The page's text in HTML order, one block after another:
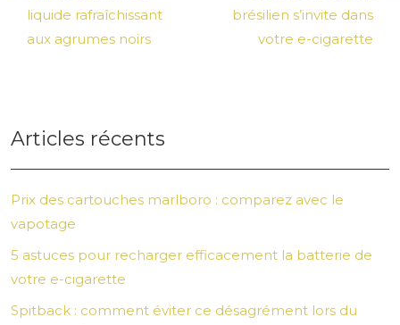
liquide rafraîchissant
aux agrumes noirs
brésilien s’invite dans
votre e-cigarette
Articles récents
Prix des cartouches marlboro : comparez avec le
vapotage
5 astuces pour recharger efficacement la batterie de
votre e-cigarette
Spitback : comment éviter ce désagrément lors du